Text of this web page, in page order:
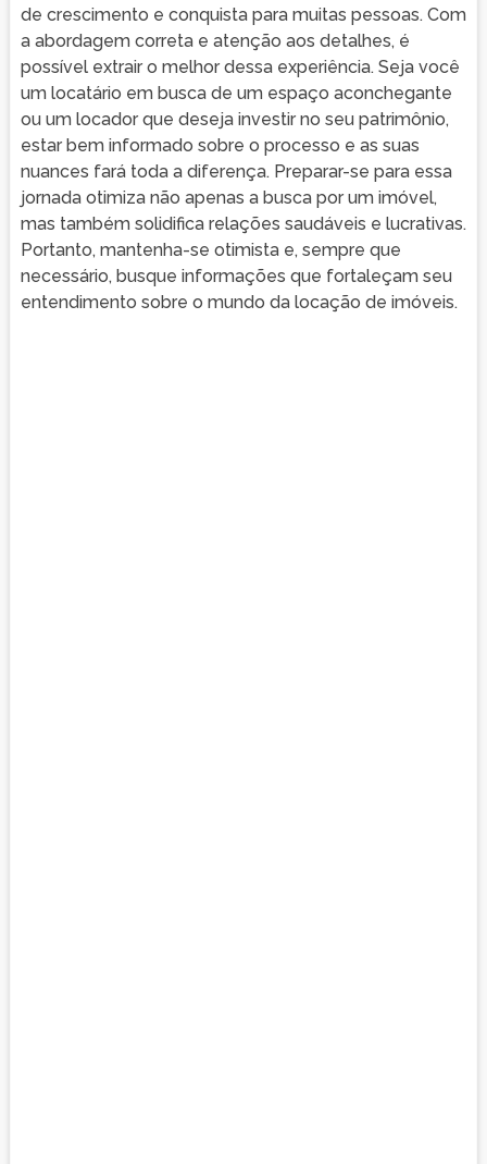
de crescimento e conquista para muitas pessoas. Com
a abordagem correta e atenção aos detalhes, é
possível extrair o melhor dessa experiência. Seja você
um locatário em busca de um espaço aconchegante
ou um locador que deseja investir no seu patrimônio,
estar bem informado sobre o processo e as suas
nuances fará toda a diferença. Preparar-se para essa
jornada otimiza não apenas a busca por um imóvel,
mas também solidifica relações saudáveis e lucrativas.
Portanto, mantenha-se otimista e, sempre que
necessário, busque informações que fortaleçam seu
entendimento sobre o mundo da locação de imóveis.